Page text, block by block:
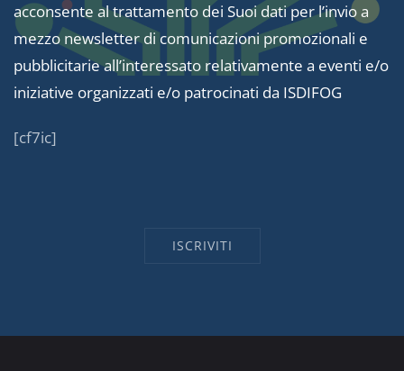
acconsente al trattamento dei Suoi dati per l’invio a
mezzo newsletter di comunicazioni promozionali e
pubblicitarie all’interessato relativamente a eventi e/o
iniziative organizzati e/o patrocinati da ISDIFOG
[cf7ic]